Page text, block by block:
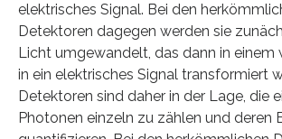
elektrisches Signal. Bei den
Detektoren dagegen werden sie
Licht umgewandelt, das dann in einem
in ein elektrisches Signal transformiert
Detektoren sind daher in der Lage, die
Photonen einzeln zu zählen und deren